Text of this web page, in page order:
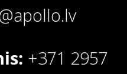
+371 2957